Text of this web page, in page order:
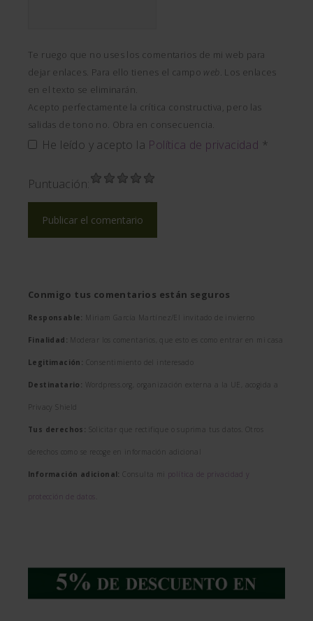
Te ruego que no uses los comentarios de mi web para
dejar enlaces. Para ello tienes el campo web. Los enlaces
en el texto se eliminarán.
Acepto perfectamente la crítica constructiva, pero las
salidas de tono no. Obra en consecuencia.
He leído y acepto la Política de privacidad *
Puntuación:
Conmigo tus comentarios están seguros
Responsable: Miriam García Martínez/El invitado de invierno
Finalidad: Moderar los comentarios, que esto es como entrar en mi casa
Legitimación: Consentimiento del interesado
Destinatario: Wordpress.org, organización externa a la UE, acogida a
Privacy Shield
Tus derechos: Solicitar que rectifique o suprima tus datos. Otros
derechos como se recoge en información adicional
Información adicional: Consulta mi política de privacidad y
protección de datos